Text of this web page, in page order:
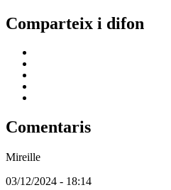
Comparteix i difon
Comentaris
Mireille
(Usuari
03/12/2024 - 18:14